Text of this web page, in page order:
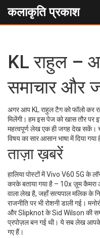
कलाकृति प्रकाश
KL राहुल –
समाचार और
अगर आप KL राहुल टैग को फॉलो कर
मिलेंगी। हम इस पेज को खास तौर पर
महत्वपूर्ण लेख एक ही जगह देख सकें।
विषय का सार आसान भाषा में दिया
ताज़ा ख़बरें
हालिया पोस्टों में Vivo V60 5G के
करके बताया गया है – 10x ज़ूम
वाला लेख है, जहाँ सत्यपाल मलिक के
राजनीति पर भी रोशनी डाली गई।
और Slipknot के Sid Wilson की
प्रपोज़ल बन गई थी। ये सब लेख आपके
गए हैं।